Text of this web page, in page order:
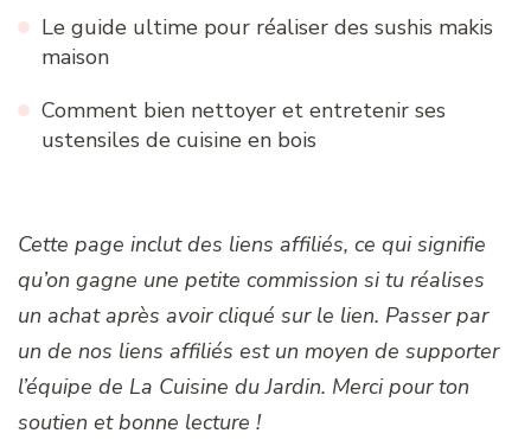
Le guide ultime pour réaliser des sushis makis
maison
Comment bien nettoyer et entretenir ses
ustensiles de cuisine en bois
Cette page inclut des liens affiliés, ce qui signifie
qu’on gagne une petite commission si tu réalises
un achat après avoir cliqué sur le lien. Passer par
un de nos liens affiliés est un moyen de supporter
l’équipe de La Cuisine du Jardin. Merci pour ton
soutien et bonne lecture !